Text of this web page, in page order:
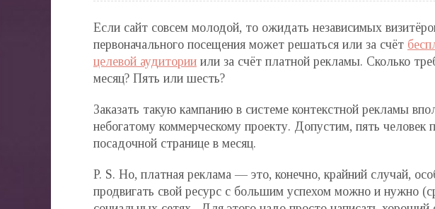
Если сайт совсем молодой, то ожидать независимых
первоначального посещения может решаться или за счёт
целевой аудитории или за счёт платной рекламы. Сколько
месяц? Пять или шесть?
Заказать такую кампанию в системе контекстной рекламы
небогатому коммерческому проекту. Допустим, пять человек
посадочной странице в месяц.
P. S. Но, платная реклама — это, конечно, крайний случай,
продвигать свой ресурс с большим успехом можно и нужно